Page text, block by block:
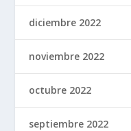
diciembre 2022
noviembre 2022
octubre 2022
septiembre 2022